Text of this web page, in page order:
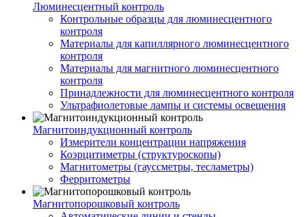
Люминесцентный контроль
Контрольные образцы для люминесцентного
контроля
Материалы для капиллярного люминесцентного
контроля
Материалы для магнитного люминесцентного
контроля
Принадлежности для люминесцентного контроля
Ультрафиолетовые лампы и системы освещения
Магнитоиндукционный контроль
Измерители концентрации напряжения
Коэрцитиметры (структуроскопы)
Магнитометры (гауссметры, тесламетры)
Ферритометры
Магнитопорошковый контроль